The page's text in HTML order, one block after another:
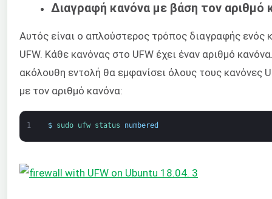
Διαγραφή κανόνα με βάση τον αριθμό
Αυτός είναι ο απλούστερος τρόπος διαγραφής ενός
UFW. Κάθε κανόνας στο UFW έχει έναν αριθμό
ακόλουθη εντολή θα εμφανίσει όλους τους κανόνες
με τον αριθμό κανόνα:
1 $ sudo ufw status numbered